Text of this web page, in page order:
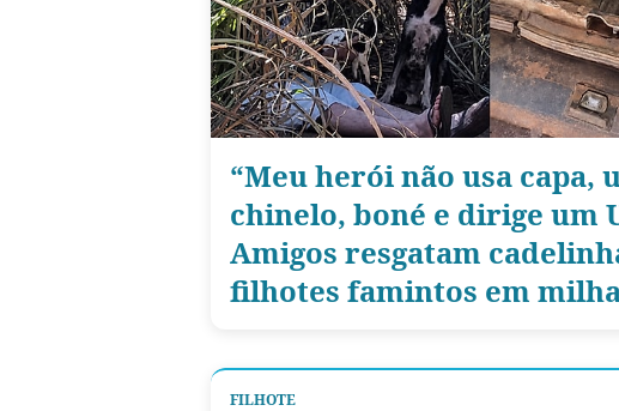
“Meu herói não usa capa,
chinelo, boné e dirige um
Amigos resgatam
filhotes famintos em
FILHOTE